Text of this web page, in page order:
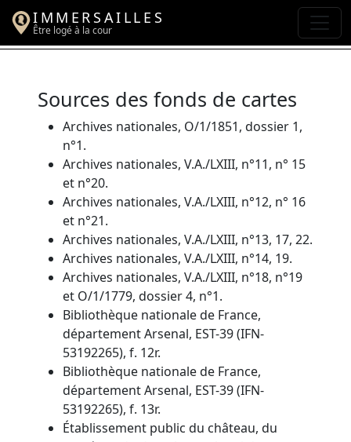
IMMERSAILLES
Être logé à la cour
Sources des fonds de cartes
Archives nationales, O/1/1851, dossier 1,
n°1.
Archives nationales, V.A./LXIII, n°11, n° 15
et n°20.
Archives nationales, V.A./LXIII, n°12, n° 16
et n°21.
Archives nationales, V.A./LXIII, n°13, 17, 22.
Archives nationales, V.A./LXIII, n°14, 19.
Archives nationales, V.A./LXIII, n°18, n°19
et O/1/1779, dossier 4, n°1.
Bibliothèque nationale de France,
département Arsenal, EST-39 (IFN-
53192265), f. 12r.
Bibliothèque nationale de France,
département Arsenal, EST-39 (IFN-
53192265), f. 13r.
Établissement public du château, du